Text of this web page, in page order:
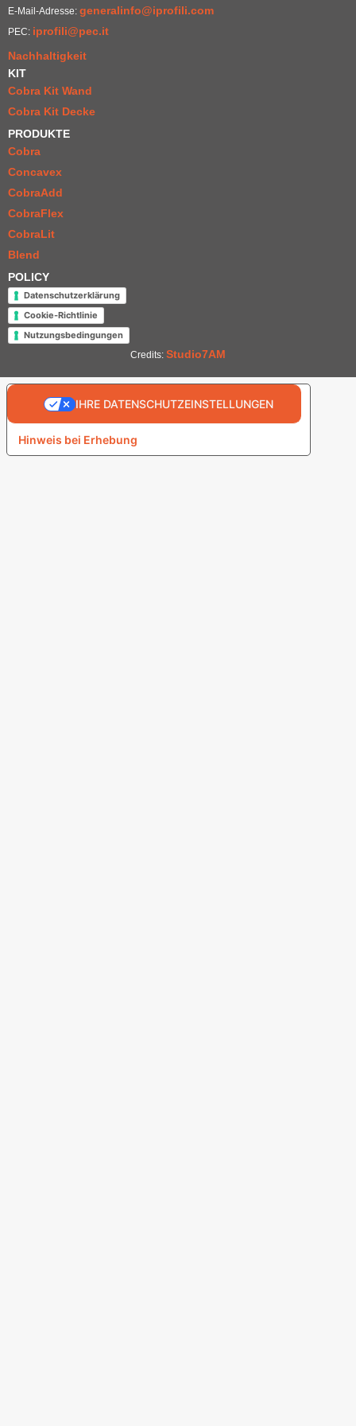
E-Mail-Adresse: generalinfo@iprofili.com
PEC: iprofili@pec.it
Nachhaltigkeit
KIT
Cobra Kit Wand
Cobra Kit Decke
PRODUKTE
Cobra
Concavex
CobraAdd
CobraFlex
CobraLit
Blend
POLICY
Datenschutzerklärung
Cookie-Richtlinie
Nutzungsbedingungen
Credits: Studio7AM
Hinweis bei Erhebung
IHRE DATENSCHUTZEINSTELLUNGEN